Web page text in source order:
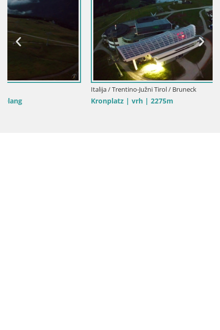
Italija / Trentino-Južni Tirol / Bruneck
Kronplatz | vrh | 2275m